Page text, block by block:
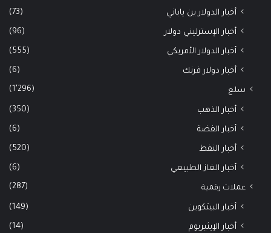
أخبار الدولار ين ياباني (73)
أخبار الإسترليني دولار (96)
أخبار الدولار الأمريكي (555)
أخبار دولار فرنك (6)
سلع (1٬296)
أخبار الذهب (350)
أخبار الفضة (6)
أخبار النفط (520)
أخبار الغاز الطبيعي (6)
عملات رقمية (287)
أخبار البيتكوين (149)
أخبار الإيثيريوم (14)